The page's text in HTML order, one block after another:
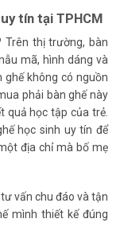
tín tại TPHCM
Trên thị trường, bàn
mã, hình dáng và
ghế không có nguồn
phải bàn ghế này
quả học tập của trẻ.
học sinh uy tín để
địa chỉ mà bố mẹ
vấn chu đáo và tận
mình thiết kế đúng